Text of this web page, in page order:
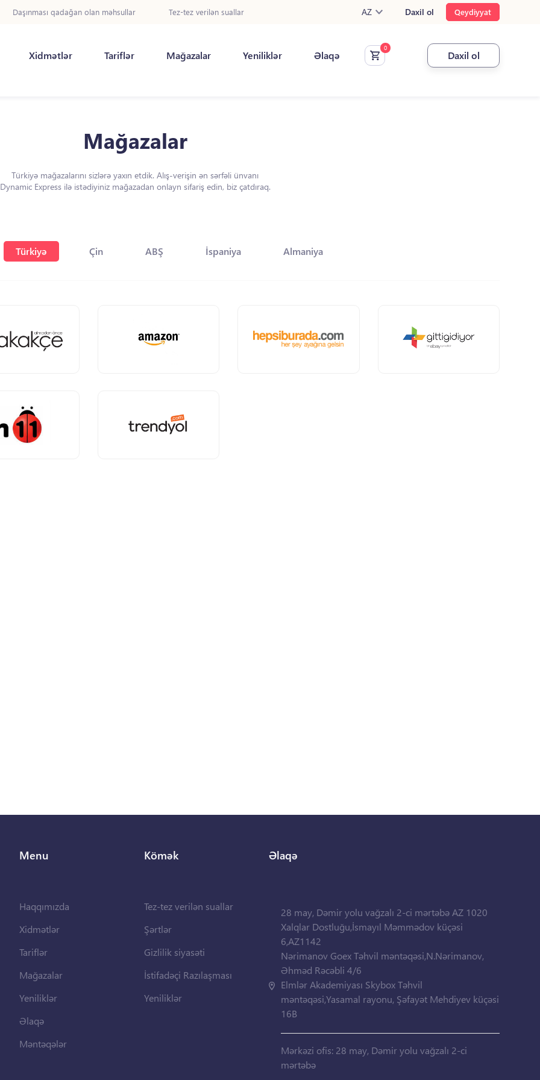
Daşınması qadağan olan məhsullar Tez-tez verilən suallar AZ Daxil ol Qeydiyyat
Xidmətlər Tariflər Mağazalar Yeniliklər Əlaqə Daxil ol
Mağazalar
Türkiyə mağazalarını sizlərə yaxın etdik. Alış-verişin ən sərfəli ünvanı
Dynamic Express ilə istədiyiniz mağazadan onlayn sifariş edin, biz çatdıraq.
Türkiyə Çin ABŞ İspaniya Almaniya
Menu
Haqqımızda
Xidmətlər
Tariflər
Mağazalar
Yeniliklər
Əlaqə
Məntəqələr
Kömək
Tez-tez verilən suallar
Şərtlər
Gizlilik siyasəti
İstifadəçi Razılaşması
Yeniliklər
Əlaqə
28 may, Dəmir yolu vağzalı 2-ci mərtəbə AZ 1020
Xalqlar Dostluğu,İsmayıl Məmmədov küçəsi
6,AZ1142
Nərimanov Goex Təhvil məntəqəsi,N.Nərimanov,
Əhməd Rəcəbli 4/6
Elmlər Akademiyası Skybox Təhvil
məntəqəsi,Yasamal rayonu, Şəfayət Mehdiyev küçəsi
16B
Mərkəzi ofis: 28 may, Dəmir yolu vağzalı 2-ci
mərtəbə